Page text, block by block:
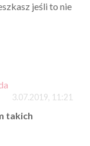
jeśli to nie
3.07.2019, 11:21
takich